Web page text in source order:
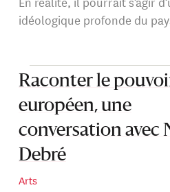
idéologique profonde du
Raconter le
européen, une
conversation avec
Debré
Arts